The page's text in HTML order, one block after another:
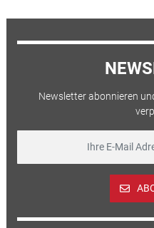
Newsletter abonnieren